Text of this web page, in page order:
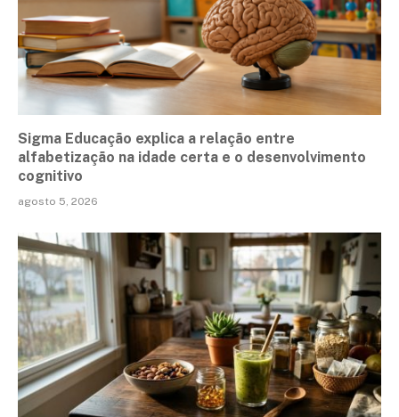
Sigma Educação explica a relação entre
alfabetização na idade certa e o desenvolvimento
cognitivo
agosto 5, 2026